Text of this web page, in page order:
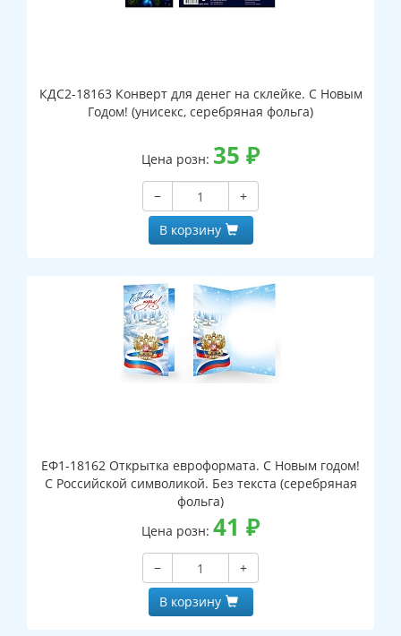
КДС2-18163 Конверт для денег на склейке. С Новым
Годом! (унисекс, серебряная фольга)
Цена розн: 35 ₽
−
+
В корзину
ЕФ1-18162 Открытка евроформата. С Новым годом!
С Российской символикой. Без текста (серебряная
фольга)
Цена розн: 41 ₽
−
+
В корзину